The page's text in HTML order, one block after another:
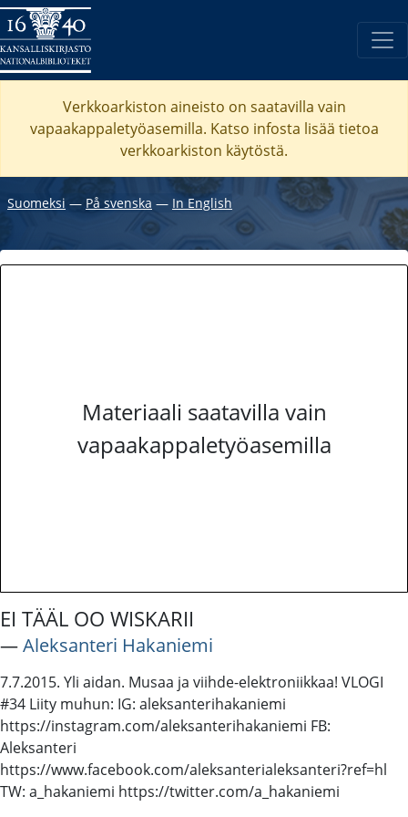
Verkkoarkiston aineisto on saatavilla vain
vapaakappaletyöasemilla. Katso infosta lisää tietoa
verkkoarkiston käytöstä.
Suomeksi ― På svenska ― In English
Materiaali saatavilla vain
vapaakappaletyöasemilla
EI TÄÄL OO WISKARII
―Aleksanteri Hakaniemi
7.7.2015. Yli aidan. Musaa ja viihde-elektroniikkaa! VLOGI
#34 Liity muhun: IG: aleksanterihakaniemi
https://instagram.com/aleksanterihakaniemi FB:
Aleksanteri
https://www.facebook.com/aleksanterialeksanteri?ref=hl
TW: a_hakaniemi https://twitter.com/a_hakaniemi